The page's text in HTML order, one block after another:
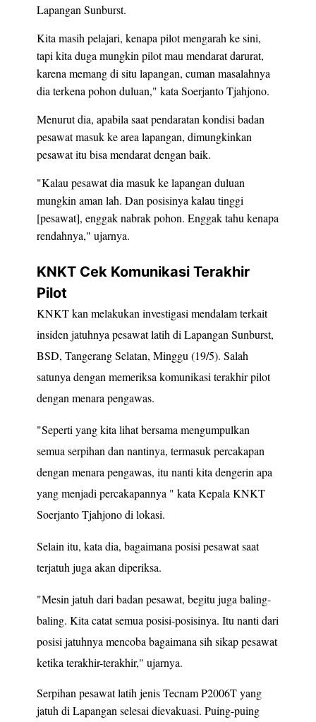
Lapangan Sunburst.
Kita masih pelajari, kenapa pilot mengarah ke sini,
tapi kita duga mungkin pilot mau mendarat darurat,
karena memang di situ lapangan, cuman masalahnya
dia terkena pohon duluan," kata Soerjanto Tjahjono.
Menurut dia, apabila saat pendaratan kondisi badan
pesawat masuk ke area lapangan, dimungkinkan
pesawat itu bisa mendarat dengan baik.
"Kalau pesawat dia masuk ke lapangan duluan
mungkin aman lah. Dan posisinya kalau tinggi
[pesawat], enggak nabrak pohon. Enggak tahu kenapa
rendahnya," ujarnya.
KNKT Cek Komunikasi Terakhir
Pilot
KNKT kan melakukan investigasi mendalam terkait
insiden jatuhnya pesawat latih di Lapangan Sunburst,
BSD, Tangerang Selatan, Minggu (19/5). Salah
satunya dengan memeriksa komunikasi terakhir pilot
dengan menara pengawas.
"Seperti yang kita lihat bersama mengumpulkan
semua serpihan dan nantinya, termasuk percakapan
dengan menara pengawas, itu nanti kita dengerin apa
yang menjadi percakapannya " kata Kepala KNKT
Soerjanto Tjahjono di lokasi.
Selain itu, kata dia, bagaimana posisi pesawat saat
terjatuh juga akan diperiksa.
"Mesin jatuh dari badan pesawat, begitu juga baling-
baling. Kita catat semua posisi-posisinya. Itu nanti dari
posisi jatuhnya mencoba bagaimana sih sikap pesawat
ketika terakhir-terakhir," ujarnya.
Serpihan pesawat latih jenis Tecnam P2006T yang
jatuh di Lapangan selesai dievakuasi. Puing-puing